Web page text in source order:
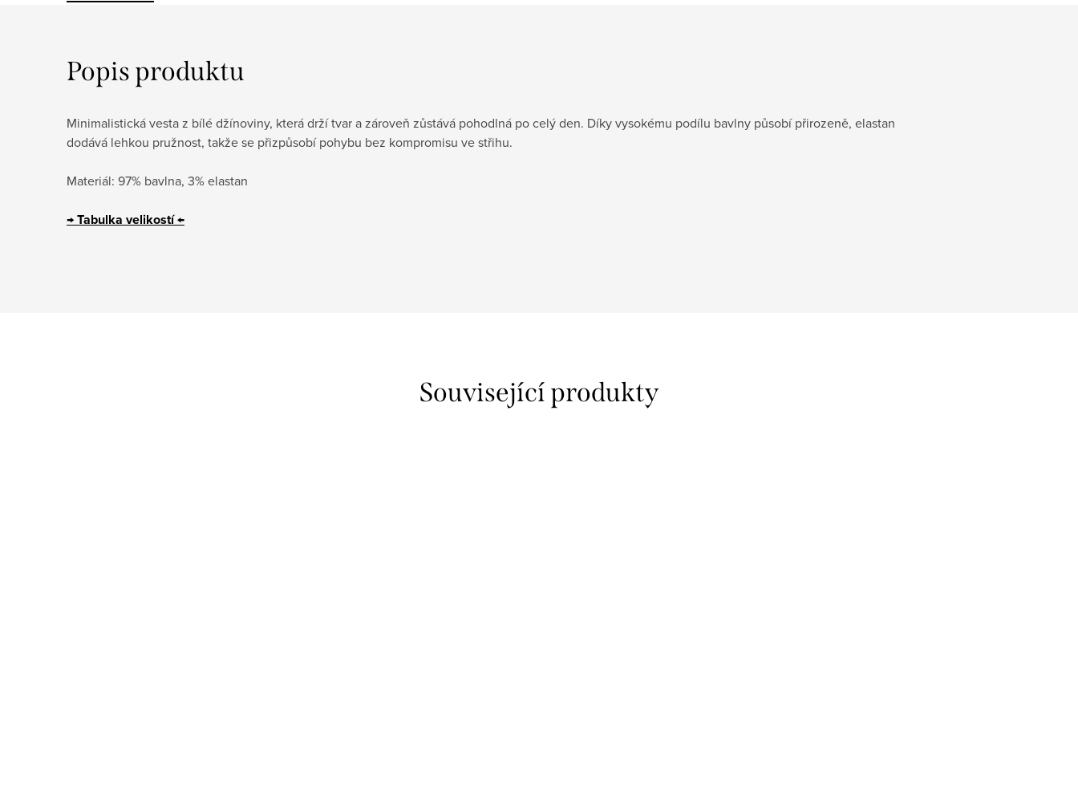
Popis produktu
Minimalistická vesta z bílé džínoviny, která drží tvar a zároveň zůstává pohodlná po celý den. Díky vysokému podílu bavlny působí přirozeně, elastan
dodává lehkou pružnost, takže se přizpůsobí pohybu bez kompromisu ve střihu.
Materiál: 97% bavlna, 3% elastan
→ Tabulka velikostí←
Související produkty